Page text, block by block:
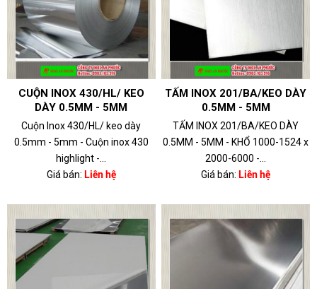
CUỘN INOX 430/HL/ KEO
DÀY 0.5MM - 5MM
Cuộn Inox 430/HL/ keo dày
0.5mm - 5mm - Cuộn inox 430
highlight -...
Giá bán: Liên hệ
TẤM INOX 201/BA/KEO DÀY
0.5MM - 5MM
TẤM INOX 201/BA/KEO DÀY
0.5MM - 5MM - KHỔ 1000-1524 x
2000-6000 -...
Giá bán: Liên hệ